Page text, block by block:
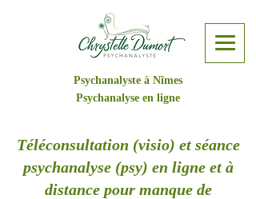
Psychanalyste à Nîmes
Psychanalyse en ligne
Téléconsultation (visio) et séance
psychanalyse (psy) en ligne et à
distance pour manque de